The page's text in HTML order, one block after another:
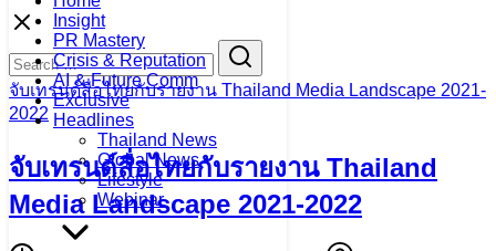
Skip
content
Insight
PR Mastery
Crisis & Reputation
AI & Future Comm
Exclusive
Headlines
Thailand News
Global News
Lifestyle
Webinar
Search
for:
จับเทรนด์สื่อไทยกับรายงาน Thailand Media Landscape 2021-
2022
จับเทรนด์สื่อไทยกับรายงาน Thailand
Media Landscape 2021-2022